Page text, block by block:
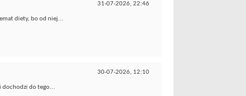
31-07-2026, 22:46
diety, bo od niej...
30-07-2026, 12:10
dochodzi do tego...